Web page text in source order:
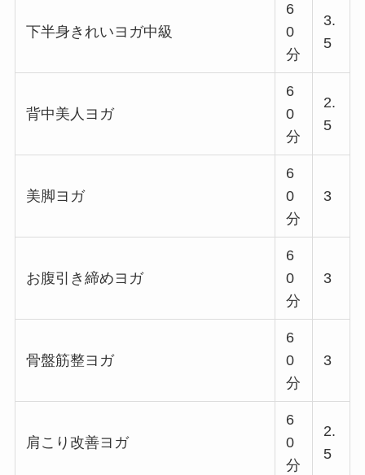
下半身きれいヨガ中級
6
0
分
3.
5
背中美人ヨガ
6
0
分
2.
5
美脚ヨガ
6
0
分
3
お腹引き締めヨガ
6
0
分
3
骨盤筋整ヨガ
6
0
分
3
肩こり改善ヨガ
6
0
分
2.
5